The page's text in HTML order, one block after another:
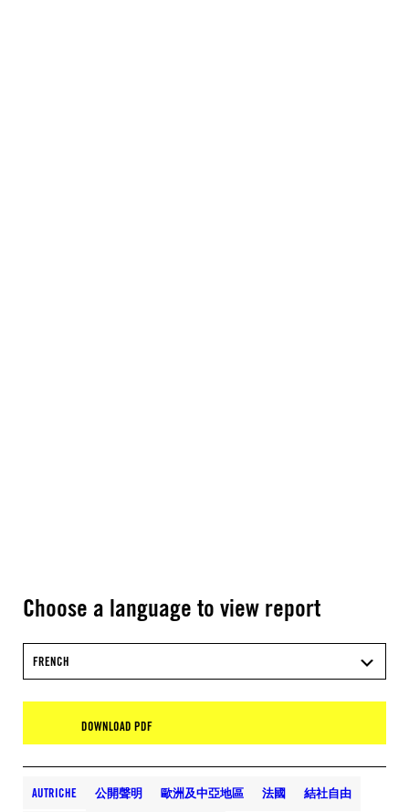
Choose a language to view report
FRENCH
DOWNLOAD PDF
AUTRICHE 公開聲明 歐洲及中亞地區 法國 結社自由